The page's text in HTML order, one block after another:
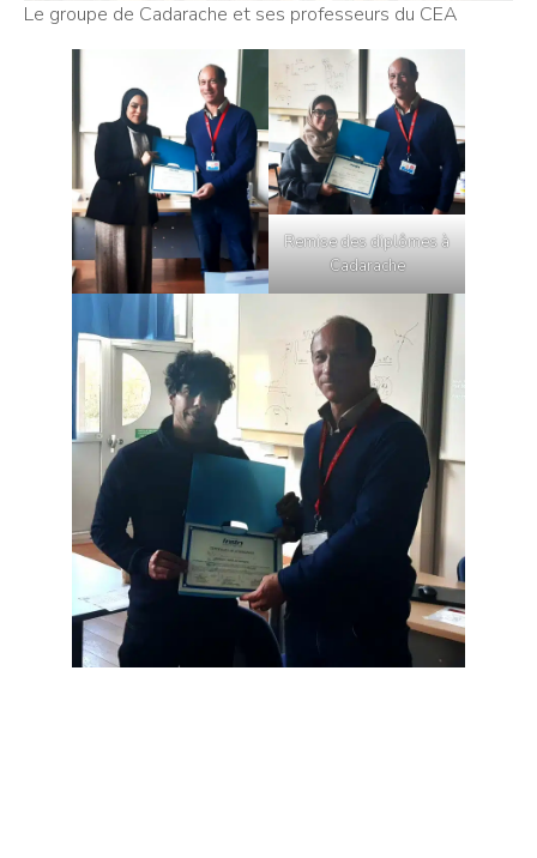
Le groupe de Cadarache et ses professeurs du CEA
Remise des diplômes à
Cadarache